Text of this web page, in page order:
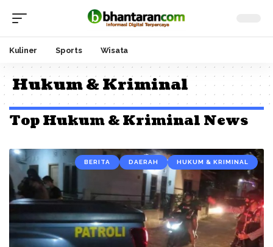
Kuliner Sports Wisata
Hukum & Kriminal
Top Hukum & Kriminal News
BERITA DAERAH HUKUM & KRIMINAL